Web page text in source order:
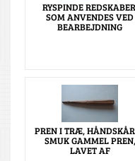
RYSPINDE
SOM ANVENDES VED
BEARBEJDNING
PREN I TRÆ,
SMUK GAMMEL PREN,
LAVET AF